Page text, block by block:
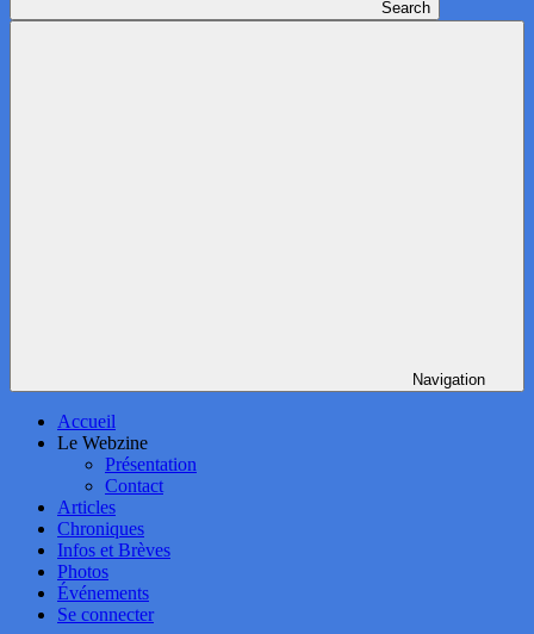
Search
Navigation
Accueil
Le Webzine
Présentation
Contact
Articles
Chroniques
Infos et Brèves
Photos
Événements
Se connecter